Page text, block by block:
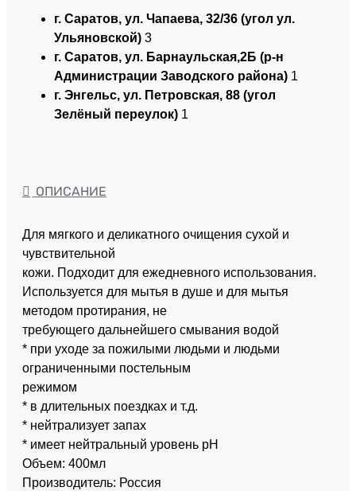
г. Саратов, ул. Чапаева, 32/36 (угол ул.
Ульяновской) 3
г. Саратов, ул. Барнаульская,2Б (р-н
Администрации Заводского района) 1
г. Энгельс, ул. Петровская, 88 (угол
Зелёный переулок) 1
ОПИСАНИЕ
Для мягкого и деликатного очищения сухой и
чувствительной
кожи. Подходит для ежедневного использования.
Используется для мытья в душе и для мытья
методом протирания, не
требующего дальнейшего смывания водой
* при уходе за пожилыми людьми и людьми
ограниченными постельным
режимом
* в длительных поездках и т.д.
* нейтрализует запах
* имеет нейтральный уровень pH
Объем: 400мл
Производитель: Россия